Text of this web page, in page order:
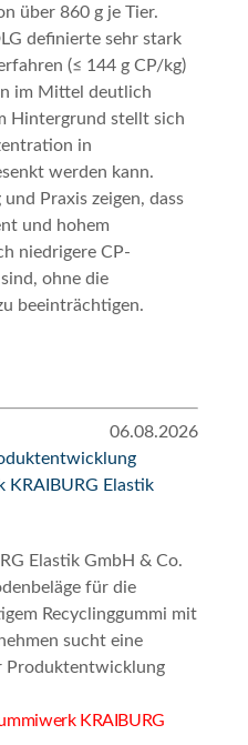
über 860 g je Tier.
definierte sehr stark
(≤ 144 g CP/kg)
im Mittel deutlich
Hintergrund stellt sich
in
werden kann.
und Praxis zeigen, dass
und hohem
niedrigere CP-
ohne die
beeinträchtigen.
06.08.2026
Elastik
Elastik GmbH & Co.
für die
Recyclinggummi mit
sucht eine
Produktentwicklung
KRAIBURG